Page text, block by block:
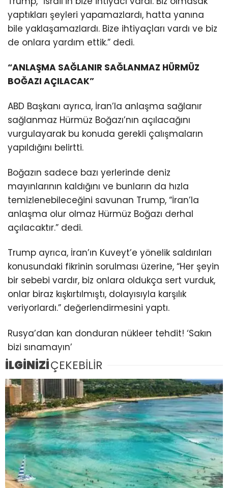
yaptıkları şeyleri yapamazlardı, hatta yanına
bile yaklaşamazlardı. Bize ihtiyaçları vardı ve biz
de onlara yardım ettik.” dedi.
“ANLAŞMA SAĞLANIR SAĞLANMAZ HÜRMÜZ
BOĞAZI AÇILACAK”
ABD Başkanı ayrıca, İran’la anlaşma sağlanır
sağlanmaz Hürmüz Boğazı’nın açılacağını
vurgulayarak bu konuda gerekli çalışmaların
yapıldığını belirtti.
Boğazın sadece bazı yerlerinde deniz
mayınlarının kaldığını ve bunların da hızla
temizlenebileceğini savunan Trump, “İran’la
anlaşma olur olmaz Hürmüz Boğazı derhal
açılacaktır.” dedi.
Trump ayrıca, İran’ın Kuveyt’e yönelik saldırıları
konusundaki fikrinin sorulması üzerine, “Her şeyin
bir sebebi vardır, biz onlara oldukça sert vurduk,
onlar biraz kışkırtılmıştı, dolayısıyla karşılık
veriyorlardı.” değerlendirmesini yaptı.
Rusya’dan kan donduran nükleer tehdit! ‘Sakın
bizi sınamayın’
İLGİNİZİÇEKEBİLİR